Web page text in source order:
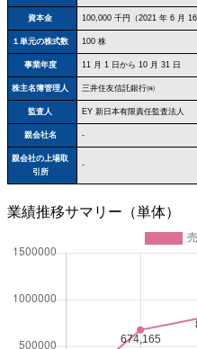
資本金 100,000 千円（2021 年 6 月 16
１単元の株式数 100 株
事業年度 11 月 1 日から 10 月 31 日
株主名簿管理人 三井住友信託銀行㈱
監査人 EY 新日本有限責任監査法人
親会社名 -
親会社の上場取
引所
-
業績推移サマリー（単体）